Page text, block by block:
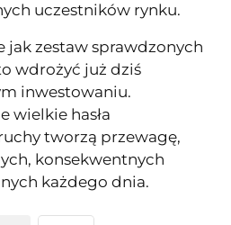
uczestników rynku.
jak zestaw sprawdzonych
wdrożyć już dziś
inwestowaniu.
wielkie hasła
tworzą przewagę,
konsekwentnych
każdego dnia.